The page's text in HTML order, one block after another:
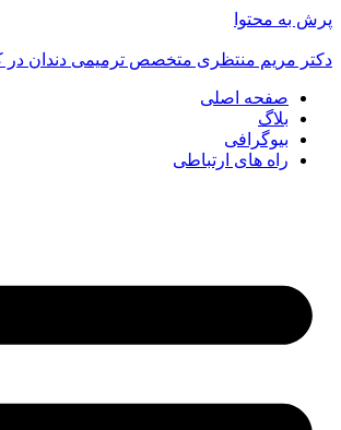
پرش به محتوا
دکتر مریم منتظری متخصص ترمیمی دندان در
صفحه اصلی
بلاگ
بیوگرافی
راه های ارتباطی